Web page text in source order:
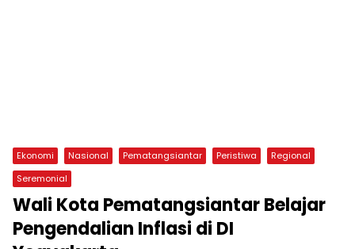
Ekonomi Nasional Pematangsiantar Peristiwa
Regional
Seremonial
Wali Kota Pematangsiantar Belajar
Pengendalian Inflasi di DI